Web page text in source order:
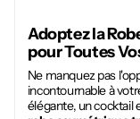
Adoptez la
pour Toutes
Ne manquez pas
incontournable à
élégante, un cocktail